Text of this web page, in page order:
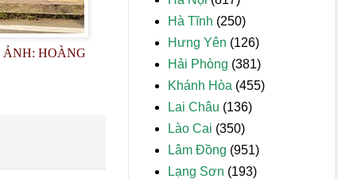
ẢNH: HOÀNG
Hà Tĩnh (250)
Hưng Yên (126)
Hải Phòng (381)
Khánh Hòa (455)
Lai Châu (136)
Lào Cai (350)
Lâm Đồng (951)
Lạng Sơn (193)